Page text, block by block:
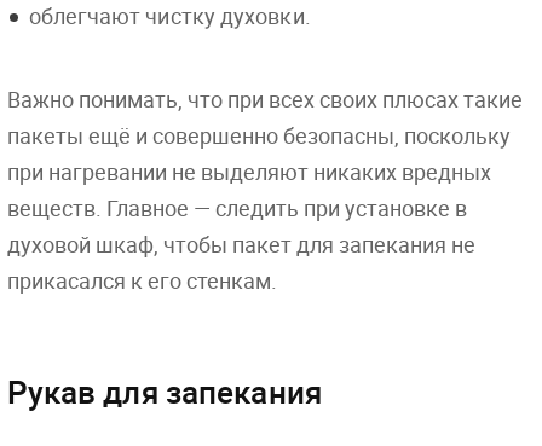
облегчают чистку духовки.
Важно понимать, что при всех своих плюсах такие
пакеты ещё и совершенно безопасны, поскольку
при нагревании не выделяют никаких вредных
веществ. Главное — следить при установке в
духовой шкаф, чтобы пакет для запекания не
прикасался к его стенкам.
Рукав для запекания